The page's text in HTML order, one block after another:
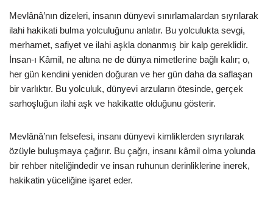
Mevlânâ’nın dizeleri, insanın dünyevi sınırlamalardan sıyrılarak
ilahi hakikati bulma yolculuğunu anlatır. Bu yolculukta sevgi,
merhamet, safiyet ve ilahi aşkla donanmış bir kalp gereklidir.
İnsan-ı Kâmil, ne altına ne de dünya nimetlerine bağlı kalır; o,
her gün kendini yeniden doğuran ve her gün daha da saflaşan
bir varlıktır. Bu yolculuk, dünyevi arzuların ötesinde, gerçek
sarhoşluğun ilahi aşk ve hakikatte olduğunu gösterir.
Mevlânâ’nın felsefesi, insanı dünyevi kimliklerden sıyrılarak
özüyle buluşmaya çağırır. Bu çağrı, insanı kâmil olma yolunda
bir rehber niteliğindedir ve insan ruhunun derinliklerine inerek,
hakikatin yüceliğine işaret eder.